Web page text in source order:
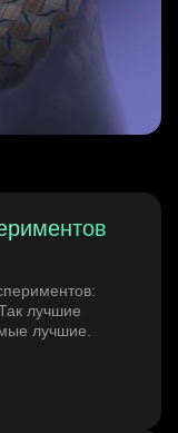
лучшие
лучшие.